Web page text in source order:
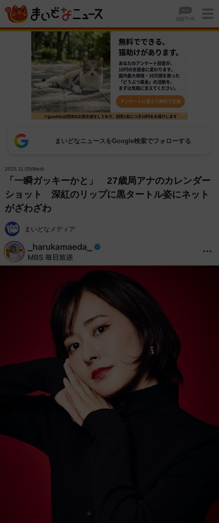
まいどなニュースをGoogle検索でフォローする
2025.11.05(Wed)
「一瞬ガッキーかと」 27歳局アナのカレンダー
ショット 深紅のリップに黒タートル姿にネット
がざわざわ
まいどなメディア